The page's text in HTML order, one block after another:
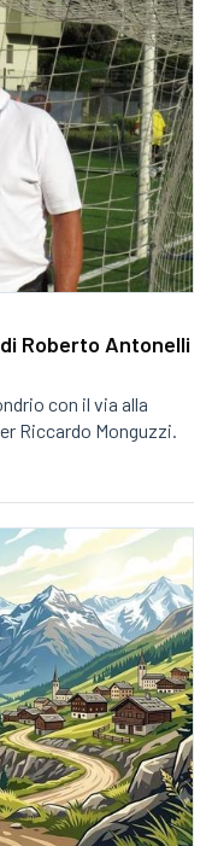
Roberto Antonelli
con il via alla
Riccardo Monguzzi.